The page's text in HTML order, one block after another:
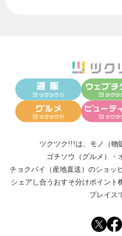
ツクツク!!!は、 モノ（物
ゴチソウ（グルメ）
・
チョクバイ（産地直送） のショッ
シェアし合う おすそ分けポイント
プレイス